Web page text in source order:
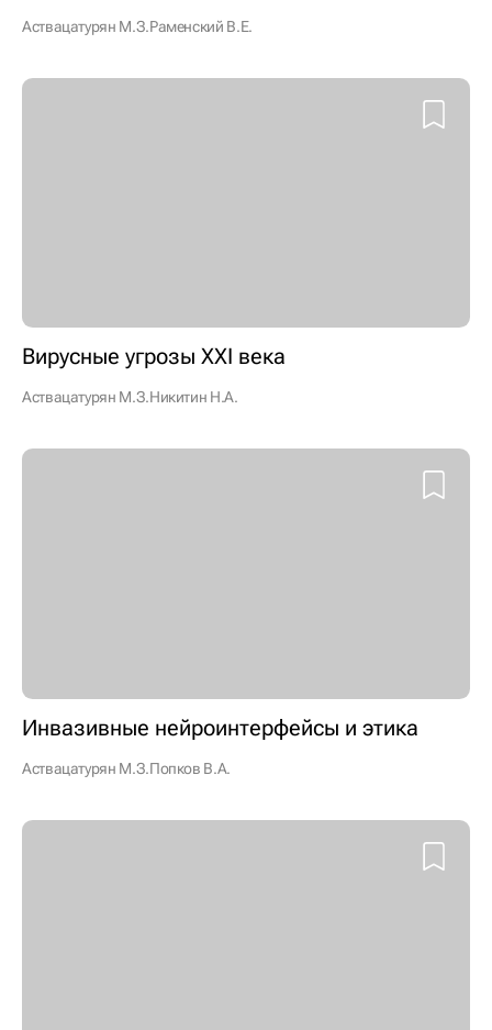
Аствацатурян М.З.Раменский В.Е.
Вирусные угрозы XXI века
Аствацатурян М.З.Никитин Н.А.
Инвазивные нейроинтерфейсы и этика
Аствацатурян М.З.Попков В.А.